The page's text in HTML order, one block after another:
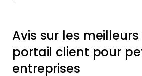
Avis sur les
portail client pour
entreprises